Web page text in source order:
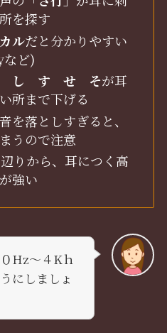
を探す
ルだと分かりやすい
ど)
し す せ そが耳
所まで下げる
を落としすぎると、
うので注意
りから、耳につく高
強い
Hz～４Kｈ
にしましょ